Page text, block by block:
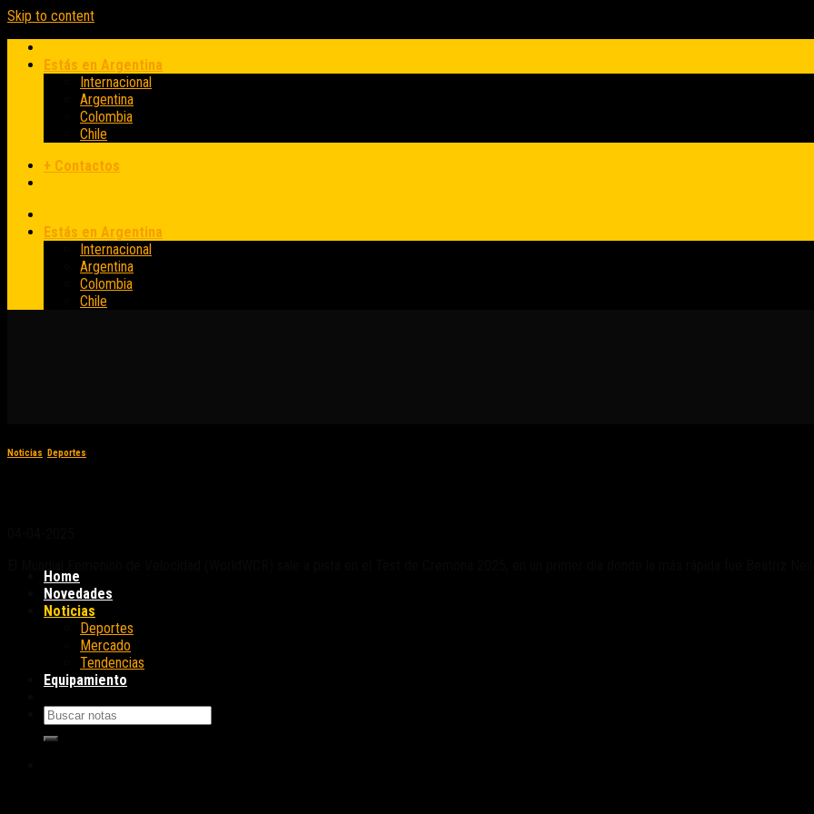
Skip to content
Estás en Argentina
Internacional
Argentina
Colombia
Chile
+ Contactos
Estás en Argentina
Internacional
Argentina
Colombia
Chile
Home
Novedades
Noticias
Deportes
Mercado
Tendencias
Equipamiento
Noticias Deportes